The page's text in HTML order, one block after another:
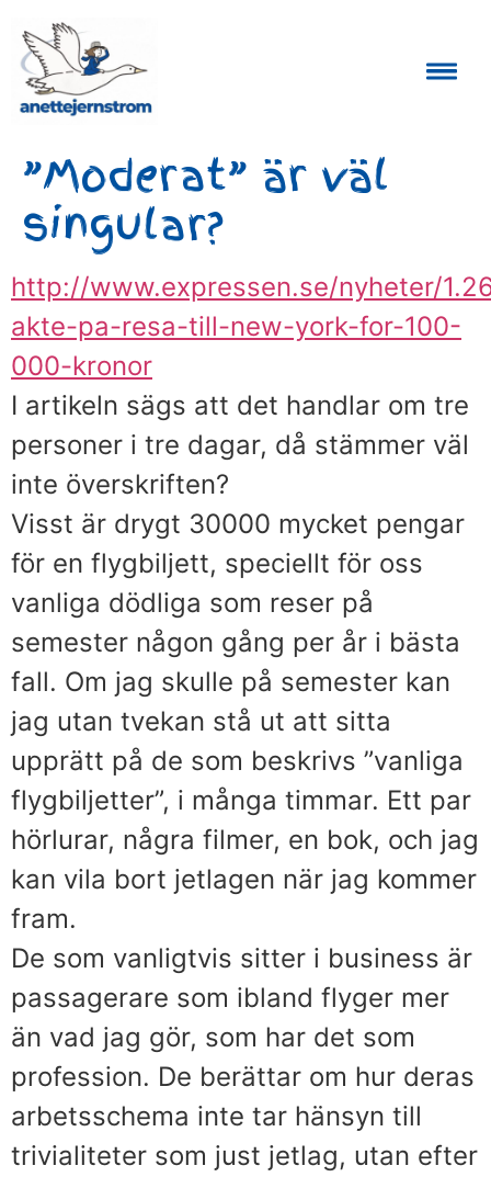
”Moderat” är väl
singular?
http://www.expressen.se/nyheter/
akte-pa-resa-till-new-york-for-100-
000-kronor
I artikeln sägs att det handlar om tre
personer i tre dagar, då stämmer väl
inte överskriften?
Visst är drygt 30000 mycket pengar
för en flygbiljett, speciellt för oss
vanliga dödliga som reser på
semester någon gång per år i bästa
fall. Om jag skulle på semester kan
jag utan tvekan stå ut att sitta
upprätt på de som beskrivs ”vanliga
flygbiljetter”, i många timmar. Ett par
hörlurar, några filmer, en bok, och jag
kan vila bort jetlagen när jag kommer
fram.
De som vanligtvis sitter i business är
passagerare som ibland flyger mer
än vad jag gör, som har det som
profession. De berättar om hur deras
arbetsschema inte tar hänsyn till
trivialiteter som just jetlag, utan efter